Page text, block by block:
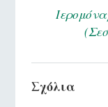
Σχόλια